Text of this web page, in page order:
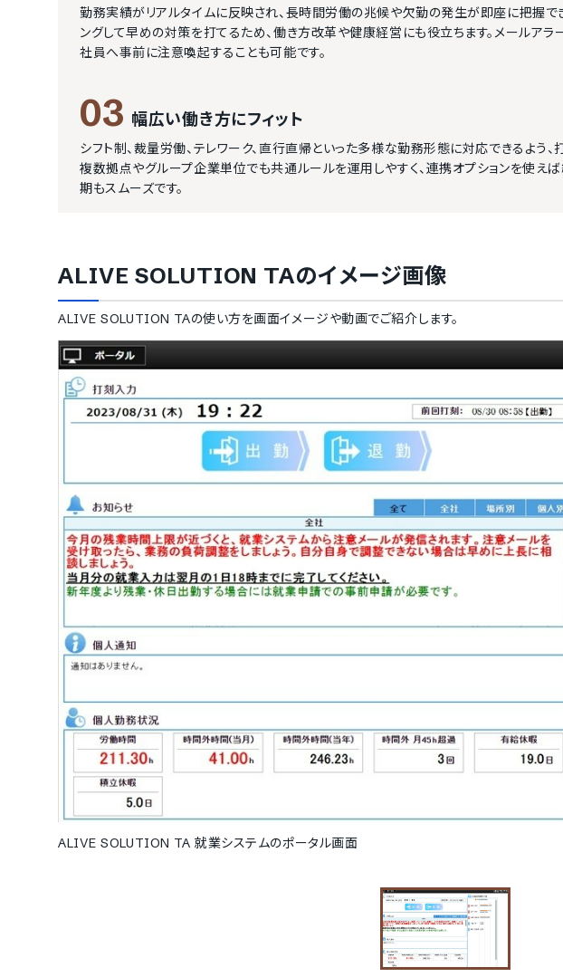
勤務実績がリアルタイムに反映され、長時間労働の兆候や欠勤の発生が即座に把握で
ングして早めの対策を打てるため、働き方改革や健康経営にも役立ちます。メールア
社員へ事前に注意喚起することも可能です。
03 幅広い働き方にフィット
シフト制、裁量労働、テレワーク、直行直帰といった多様な勤務形態に対応できるよう、
複数拠点やグループ企業単位でも共通ルールを運用しやすく、連携オプションを使え
期もスムーズです。
ALIVE SOLUTION TAのイメージ画像
ALIVE SOLUTION TAの使い方を画面イメージや動画でご紹介します。
ALIVE SOLUTION TA 就業システムのポータル画面